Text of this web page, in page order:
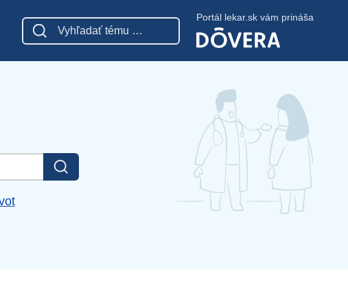
Portál lekar.sk vám prináša